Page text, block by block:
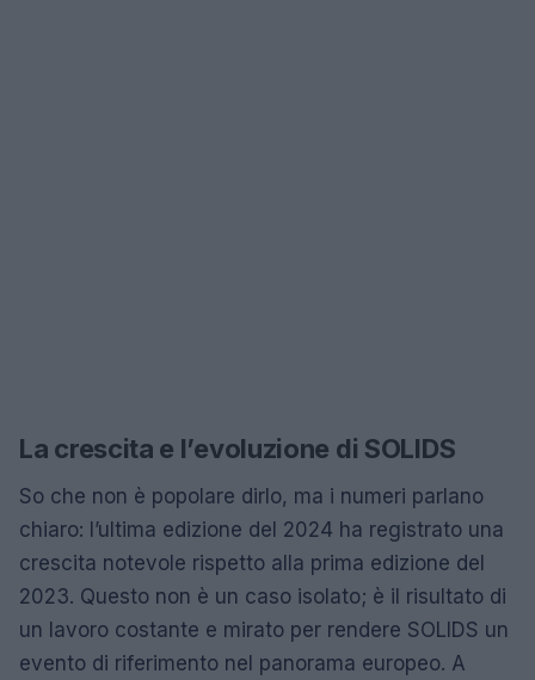
La crescita e l’evoluzione di SOLIDS
So che non è popolare dirlo, ma i numeri parlano
chiaro: l’ultima edizione del 2024 ha registrato una
crescita notevole rispetto alla prima edizione del
2023. Questo non è un caso isolato; è il risultato di
un lavoro costante e mirato per rendere SOLIDS un
evento di riferimento nel panorama europeo. A